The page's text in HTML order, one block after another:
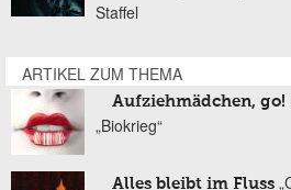
Staffel
ARTIKEL ZUM THEMA
Aufziehmädchen, go!
„Biokrieg“
Alles bleibt im Fluss